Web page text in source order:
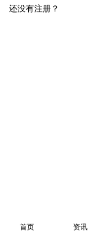
还没有注册？
首页 资讯